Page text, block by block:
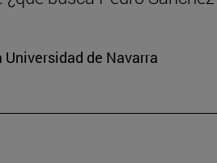
de Navarra